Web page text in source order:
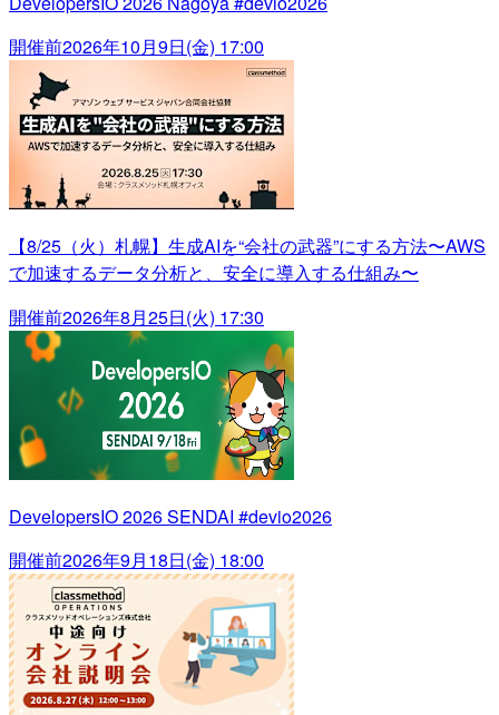
開催前2026年10月9日(金) 17:00
【8/25（火）札幌】生成AIを“会社の武器”にする方法〜AWS
で加速するデータ分析と、安全に導入する仕組み〜
開催前2026年8月25日(火) 17:30
DevelopersIO 2026 SENDAI #devio2026
開催前2026年9月18日(金) 18:00